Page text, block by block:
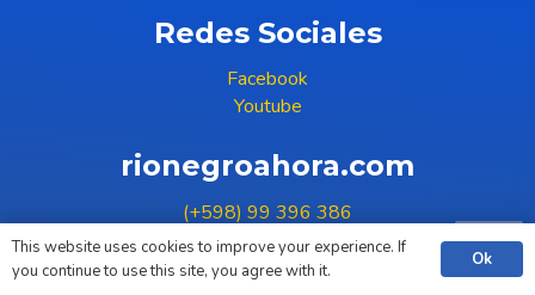
Redes Sociales
Facebook
Youtube
rionegroahora.com
(+598) 99 396 386
COPYRIGHT © 2023
This website uses cookies to improve your experience. If
you continue to use this site, you agree with it.
Ok